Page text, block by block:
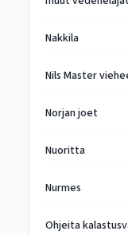
Nakkila
Nils Master
Norjan joet
Nuoritta
Nurmes
Ohjeita